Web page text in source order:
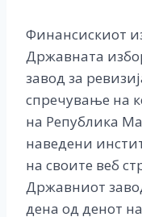
Финансискиот
Државната
завод за
спречување на
на Република
наведени
на своите веб
Државниот
дена од денот